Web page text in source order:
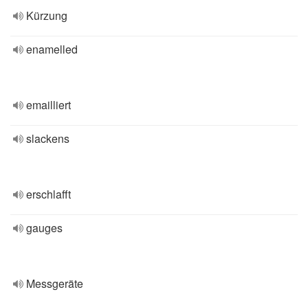
Kürzung
enamelled
emailliert
slackens
erschlafft
gauges
Messgeräte